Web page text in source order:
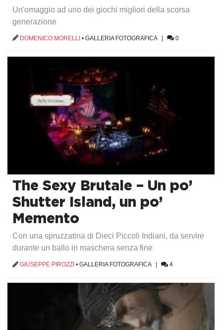
Un'omaggio ad uno dei giochi migliori della scorsa
generazione
DOMENICO MORELLI • GALLERIA FOTOGRAFICA| 0
The Sexy Brutale – Un po’
Shutter Island, un po’
Memento
Con una spruzzatina di Dieci Piccoli Indiani, da servire
durante un ballo in maschera senza fine
GIUSEPPE PIROZZI • GALLERIA FOTOGRAFICA| 4